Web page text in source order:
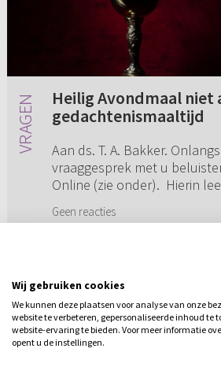
Heilig Avondmaal niet
gedachtenismaaltijd
Aan ds. T. A. Bakker.
vraaggesprek met u
Online (zie onder). Hierin
daadwerkelijk geg...
Geen reacties
1 2
Wij gebruiken cookies
We kunnen deze plaatsen voor analyse van onze
website te verbeteren, gepersonaliseerde inhoud te
website-ervaring te bieden. Voor meer informatie
opent u de instellingen.